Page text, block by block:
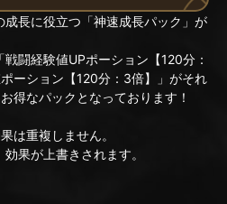
長に役立つ「神速成長パック」が
闘経験値UPポーション【120分：
ーション【120分：3倍】」がそれ
得なパックとなっております！
は重複しません。
果が上書きされます。